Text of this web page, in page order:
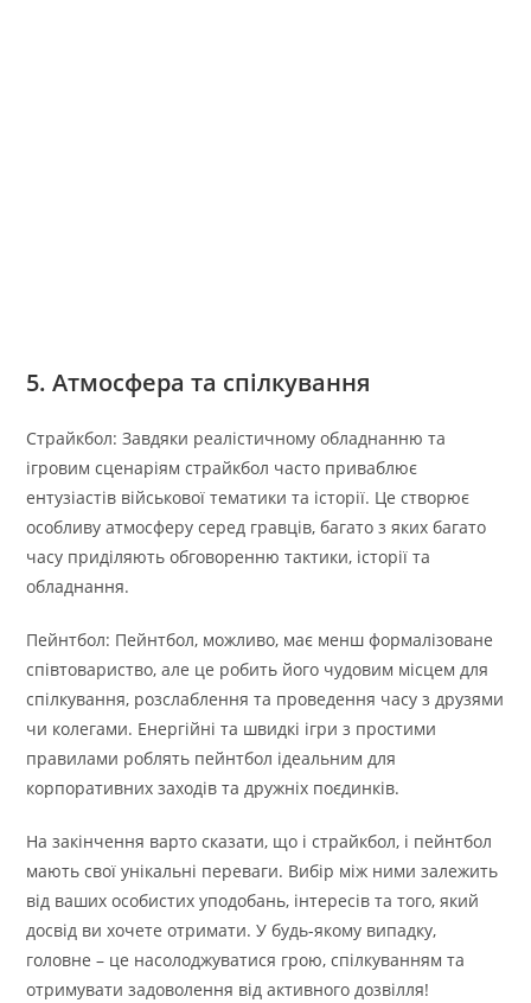
5. Атмосфера та спілкування
Страйкбол: Завдяки реалістичному обладнанню та
ігровим сценаріям страйкбол часто приваблює
ентузіастів військової тематики та історії. Це створює
особливу атмосферу серед гравців, багато з яких багато
часу приділяють обговоренню тактики, історії та
обладнання.
Пейнтбол: Пейнтбол, можливо, має менш формалізоване
співтовариство, але це робить його чудовим місцем для
спілкування, розслаблення та проведення часу з друзями
чи колегами. Енергійні та швидкі ігри з простими
правилами роблять пейнтбол ідеальним для
корпоративних заходів та дружніх поєдинків.
На закінчення варто сказати, що і страйкбол, і пейнтбол
мають свої унікальні переваги. Вибір між ними залежить
від ваших особистих уподобань, інтересів та того, який
досвід ви хочете отримати. У будь-якому випадку,
головне – це насолоджуватися грою, спілкуванням та
отримувати задоволення від активного дозвілля!